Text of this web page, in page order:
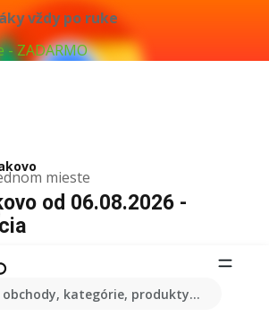
vždy po ruke
- ZADARMO
mieste
kategórie, produkty...
od 06.08.2026 -